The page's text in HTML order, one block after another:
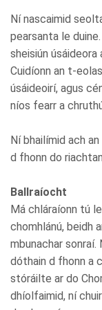
Ní nascaimid
pearsanta le
sheisiún
Cuidíonn an t-
úsáideoirí, agus
níos fearr a
Ní bhailímid ach
d fhonn do
Ballraíocht
Má chláraíonn tú
chomhlánú, beidh
mbunachar
dóthain d fhonn a
stóráilte ar do
dhíolfaimid, ní